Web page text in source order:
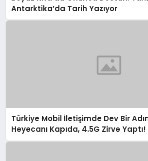
Antarktika’da Tarih Yazıyor
Türkiye Mobil İletişimde Dev Bir
Heyecanı Kapıda, 4.5G Zirve Yaptı!